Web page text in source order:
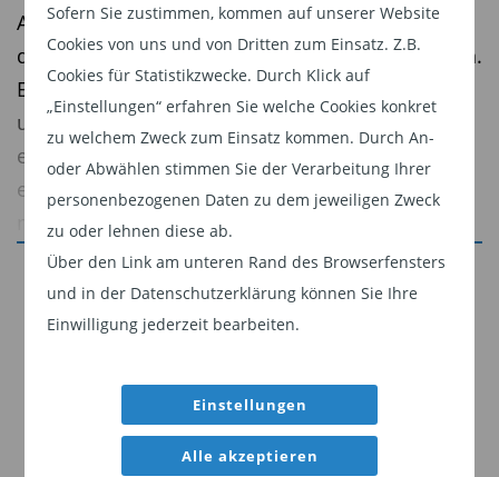
Sofern Sie zustimmen, kommen auf unserer Website
Cookies von uns und von Dritten zum Einsatz. Z.B.
Cookies für Statistikzwecke. Durch Klick auf
„Einstellungen“ erfahren Sie welche Cookies konkret
zu welchem Zweck zum Einsatz kommen. Durch An-
oder Abwählen stimmen Sie der Verarbeitung Ihrer
personenbezogenen Daten zu dem jeweiligen Zweck
zu oder lehnen diese ab.
Über den Link am unteren Rand des Browserfensters
und in der Datenschutzerklärung können Sie Ihre
Einwilligung jederzeit bearbeiten.
Einstellungen
Alle akzeptieren
Auf der COP28 in Dubai wurde viel darüber
diskutiert, ob das 1,5°C-Ziel erreicht werden kann.
Einige Aktivisten und Wissenschaftler fordern,
unser kollektives Scheitern anzuerkennen, da
eine drastische Reduzierung der Emissionen
erforderlich ist. Es ist jedoch immer noch
möglich. Die nächsten zwei Jahre werden
entscheidend sein. Auf der COP29 in
Aserbaidschan müssen die Vertragsparteien
neue Finanzierungsziele festlegen, während sich
national festgelegten Beiträge konzentrieren
wird, die die gesamte Wirtschaft umfassen und
alle Treibhausgase abdecken.
Jetzt weiterlesen
Dieser Inhalt ist für professionelle Anleger
Sie, dass Sie ein professioneller Anleger sind
und stimmen unsererDatenschutzerklärung
zu.